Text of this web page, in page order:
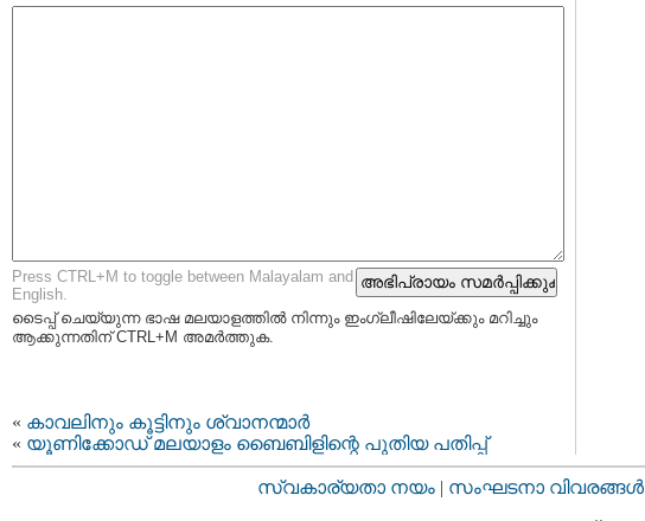
Press CTRL+M to toggle between Malayalam and
English.
ടൈപ്പ്‌ ചെയ്യുന്ന ഭാഷ മലയാളത്തില്‍ നിന്നും ഇംഗ്ലീഷിലേയ്ക്കും മറിച്ചും
ആക്കുന്നതിന് CTRL+M അമര്‍ത്തുക.
« കാവലിനും കൂട്ടിനും ശ്വാനന്മാര്‍
« യൂണിക്കോഡ് മലയാളം ബൈബിളിന്റെ പുതിയ പതിപ്പ്‌
സ്വകാര്യതാ നയം | സംഘടനാ വിവരങ്ങള്‍